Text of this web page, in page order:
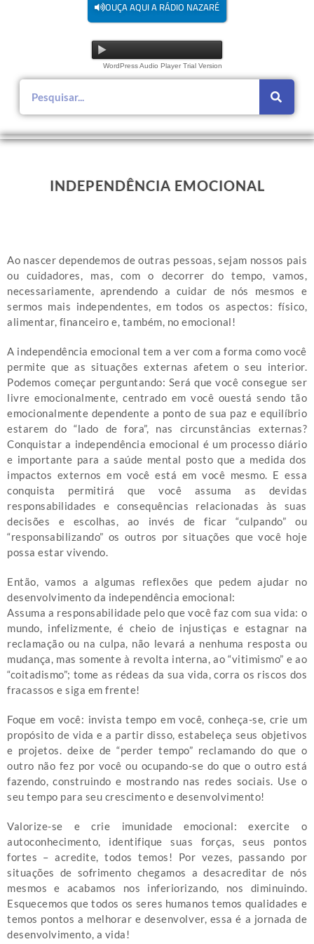
OUÇA AQUI A RÁDIO NAZARÉ
WordPress Audio Player Trial Version
INDEPENDÊNCIA EMOCIONAL
Ao nascer dependemos de outras pessoas, sejam nossos pais
ou cuidadores, mas, com o decorrer do tempo, vamos,
necessariamente, aprendendo a cuidar de nós mesmos e
sermos mais independentes, em todos os aspectos: físico,
alimentar, financeiro e, também, no emocional!
A independência emocional tem a ver com a forma como você
permite que as situações externas afetem o seu interior.
Podemos começar perguntando: Será que você consegue ser
livre emocionalmente, centrado em você ouestá sendo tão
emocionalmente dependente a ponto de sua paz e equilíbrio
estarem do “lado de fora”, nas circunstâncias externas?
Conquistar a independência emocional é um processo diário
e importante para a saúde mental posto que a medida dos
impactos externos em você está em você mesmo. E essa
conquista permitirá que você assuma as devidas
responsabilidades e consequências relacionadas às suas
decisões e escolhas, ao invés de ficar “culpando” ou
“responsabilizando” os outros por situações que você hoje
possa estar vivendo.
Então, vamos a algumas reflexões que pedem ajudar no
desenvolvimento da independência emocional:
Assuma a responsabilidade pelo que você faz com sua vida: o
mundo, infelizmente, é cheio de injustiças e estagnar na
reclamação ou na culpa, não levará a nenhuma resposta ou
mudança, mas somente à revolta interna, ao “vitimismo” e ao
“coitadismo”; tome as rédeas da sua vida, corra os riscos dos
fracassos e siga em frente!
Foque em você: invista tempo em você, conheça-se, crie um
propósito de vida e a partir disso, estabeleça seus objetivos
e projetos. deixe de “perder tempo” reclamando do que o
outro não fez por você ou ocupando-se do que o outro está
fazendo, construindo e mostrando nas redes sociais. Use o
seu tempo para seu crescimento e desenvolvimento!
Valorize-se e crie imunidade emocional: exercite o
autoconhecimento, identifique suas forças, seus pontos
fortes – acredite, todos temos! Por vezes, passando por
situações de sofrimento chegamos a desacreditar de nós
mesmos e acabamos nos inferiorizando, nos diminuindo.
Esquecemos que todos os seres humanos temos qualidades e
temos pontos a melhorar e desenvolver, essa é a jornada de
desenvolvimento, a vida!